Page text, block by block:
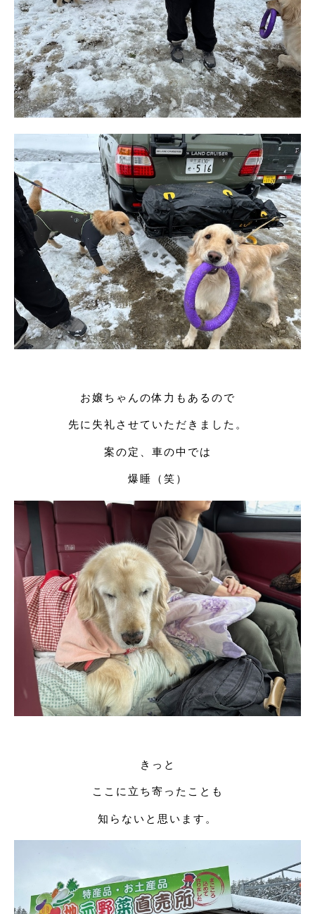
お嬢ちゃんの体力もあるので
先に失礼させていただきました。
案の定、車の中では
爆睡（笑）
きっと
ここに立ち寄ったことも
知らないと思います。